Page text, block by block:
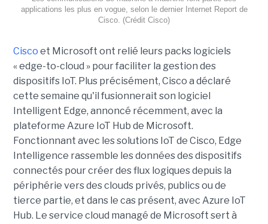
applications les plus en vogue, selon le dernier Internet Report de
Cisco. (Crédit Cisco)
Cisco et Microsoft ont relié leurs packs logiciels
« edge-to-cloud » pour faciliter la gestion des
dispositifs IoT. Plus précisément, Cisco a déclaré
cette semaine qu'il fusionnerait son logiciel
Intelligent Edge, annoncé récemment, avec la
plateforme Azure IoT Hub de Microsoft.
Fonctionnant avec les solutions IoT de Cisco, Edge
Intelligence rassemble les données des dispositifs
connectés pour créer des flux logiques depuis la
périphérie vers des clouds privés, publics ou de
tierce partie, et dans le cas présent, avec Azure IoT
Hub. Le service cloud managé de Microsoft sert à